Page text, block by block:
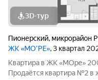
3D-тур
Пионерский, микрорайон
ЖК «МО’РЕ», 3 квартал
Квартира в ЖК «МОре» 200 метров до Балтийского моря
Продаётся квартира №2